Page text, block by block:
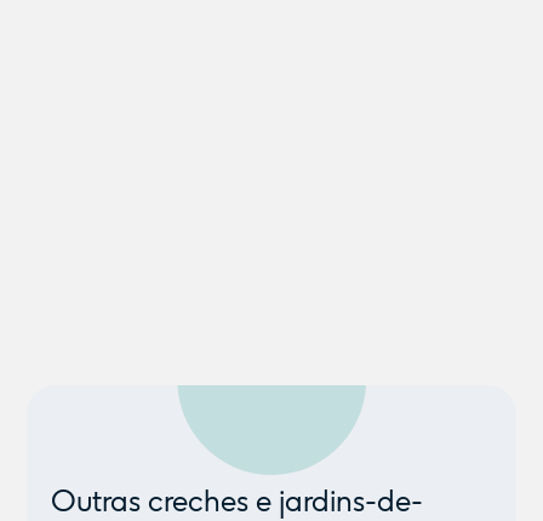
Outras creches e jardins-de-